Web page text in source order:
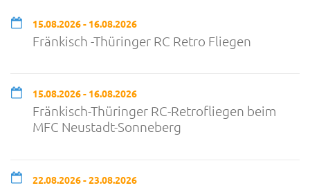
15.08.2026 - 16.08.2026
Fränkisch -Thüringer RC Retro Fliegen
15.08.2026 - 16.08.2026
Fränkisch-Thüringer RC-Retrofliegen beim
MFC Neustadt-Sonneberg
22.08.2026 - 23.08.2026